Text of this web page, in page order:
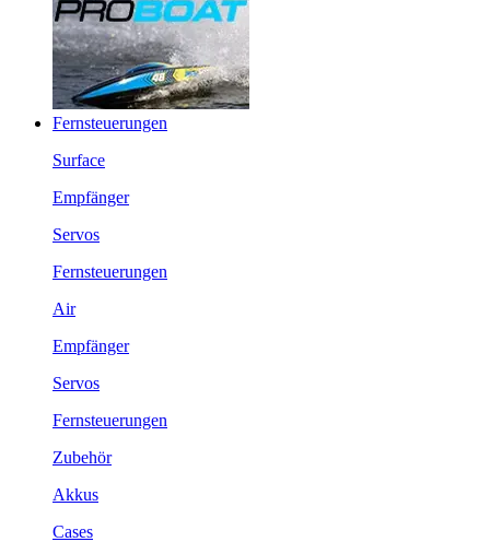
Fernsteuerungen
Surface
Empfänger
Servos
Fernsteuerungen
Air
Empfänger
Servos
Fernsteuerungen
Zubehör
Akkus
Cases